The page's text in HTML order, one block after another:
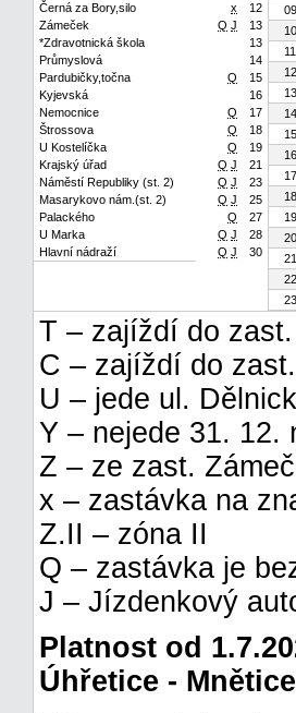
Černá za Bory,silo
x
12
Zámeček
Q J
13
*Zdravotnická škola
13
Průmyslová
14
Pardubičky,točna
Q
15
Kyjevská
16
Nemocnice
Q
17
Štrossova
Q
18
U Kostelíčka
Q
19
Krajský úřad
Q J
21
Náměstí Republiky (st. 2)
Q J
23
Masarykovo nám.(st. 2)
Q J
25
Palackého
Q
27
U Marka
Q J
28
Hlavní nádraží
Q J 30
09
10
11
12
13
14
15
16
17
18
19
20
21
22
23
T – zajíždí do
C – zajíždí do
U – jede ul.
Y – nejede 31. 12.
Z – ze zast.
x – zastávka na
Z.II – zóna II
Q – zastávka je
J – Jízdenkový
Platnost od
Úhřetice -